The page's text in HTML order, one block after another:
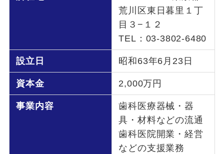
荒川区東日暮里１丁
目３−１２
TEL：03-3802-6480
設立日 昭和63年6月23日
資本金 2,000万円
事業内容
歯科医療器械・器
具・材料などの流通
歯科医院開業・経営
などの支援業務